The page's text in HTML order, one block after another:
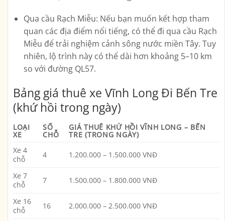
Qua cầu Rạch Miễu: Nếu bạn muốn kết hợp tham
quan các địa điểm nổi tiếng, có thể đi qua cầu Rạch
Miễu để trải nghiệm cảnh sông nước miền Tây. Tuy
nhiên, lộ trình này có thể dài hơn khoảng 5–10 km
so với đường QL57.
Bảng giá thuê xe Vĩnh Long Đi Bến Tre
(khứ hồi trong ngày)
LOẠI
XE
SỐ
CHỖ
GIÁ THUÊ KHỨ HỒI VĨNH LONG – BẾN
TRE (TRONG NGÀY)
Xe 4
chỗ
4 1.200.000 – 1.500.000 VNĐ
Xe 7
chỗ
7 1.500.000 – 1.800.000 VNĐ
Xe 16
chỗ
16 2.000.000 – 2.500.000 VNĐ